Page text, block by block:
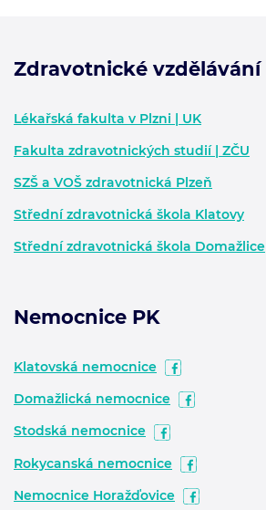
Zdravotnické vzdělávání
Lékařská fakulta v Plzni | UK
Fakulta zdravotnických studií | ZČU
SZŠ a VOŠ zdravotnická Plzeň
Střední zdravotnická škola Klatovy
Střední zdravotnická škola Domažlice
Nemocnice PK
Klatovská nemocnice
Domažlická nemocnice
Stodská nemocnice
Rokycanská nemocnice
Nemocnice Horažďovice